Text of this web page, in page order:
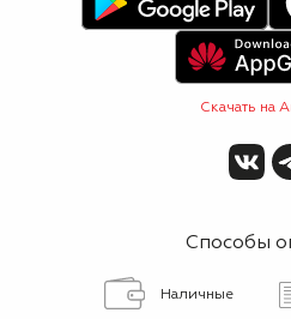
Скачать на
Способы
Наличные